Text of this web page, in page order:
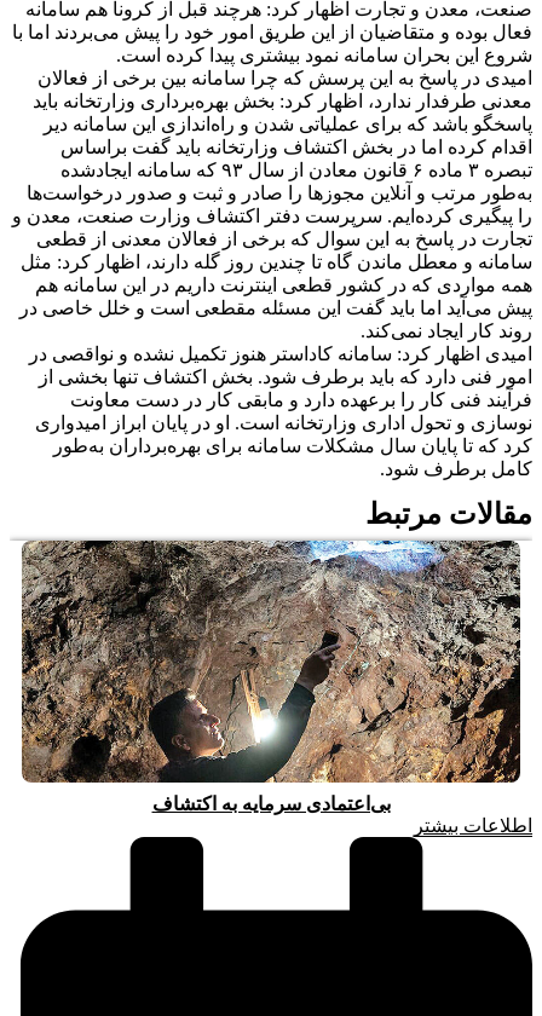
صنعت، معدن و تجارت اظهار کرد: هرچند قبل از کرونا هم سامانه
فعال بوده و متقاضیان از این طریق امور خود را پیش می‌بردند اما با
شروع این بحران سامانه نمود بیشتری پیدا کرده است.
امیدی در پاسخ به این پرسش که چرا سامانه بین برخی از فعالان
معدنی طرفدار ندارد، اظهار کرد: بخش بهره‌برداری وزارتخانه باید
پاسخگو باشد که برای عملیاتی شدن و راه‌اندازی این سامانه دیر
اقدام کرده اما در بخش اکتشاف وزارتخانه باید گفت براساس
تبصره ۳ ماده ۶ قانون معادن از سال ۹۳ که سامانه ایجادشده
به‌طور مرتب و آنلاین مجوزها را صادر و ثبت و صدور درخواست‌ها
را پیگیری کرده‌ایم. سرپرست دفتر اکتشاف وزارت صنعت، معدن و
تجارت در پاسخ به این سوال که برخی از فعالان معدنی از قطعی
سامانه و معطل ماندن گاه تا چندین روز گله دارند، اظهار کرد: مثل
همه مواردی که در کشور قطعی اینترنت داریم در این سامانه هم
پیش می‌آید اما باید گفت این مسئله مقطعی است و خلل خاصی در
روند کار ایجاد نمی‌کند.
امیدی اظهار کرد: سامانه کاداستر هنوز تکمیل نشده و نواقصی در
امور فنی دارد که باید برطرف شود. بخش اکتشاف تنها بخشی از
فرآیند فنی کار را برعهده دارد و مابقی کار در دست معاونت
نوسازی و تحول اداری وزارتخانه است. او در پایان ابراز امیدواری
کرد که تا پایان سال مشکلات سامانه برای بهره‌برداران به‌طور
کامل برطرف شود.
مقالات مرتبط
بی‌اعتمادی سرمایه به اکتشاف
اطلاعات بیشتر